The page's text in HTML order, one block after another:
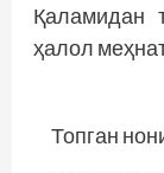
Қаламидан
ҳалол
Топган